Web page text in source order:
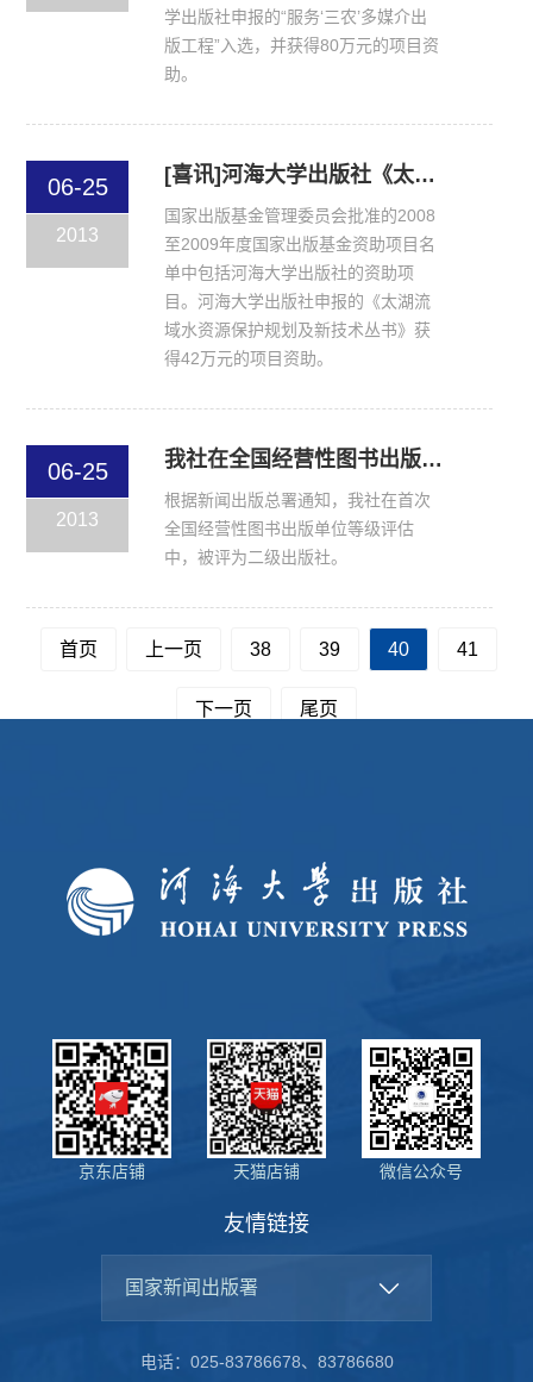
学出版社申报的“服务‘三农’多媒介出
版工程”入选，并获得80万元的项目资
助。
06-25
2013
[喜讯]河海大学出版社《太湖流域水资源保护规划及新技术丛书》获国家出版基金项目资助
国家出版基金管理委员会批准的2008
至2009年度国家出版基金资助项目名
单中包括河海大学出版社的资助项
目。河海大学出版社申报的《太湖流
域水资源保护规划及新技术丛书》获
得42万元的项目资助。
06-25
2013
我社在全国经营性图书出版单位等级评估中被评为二级出版社
根据新闻出版总署通知，我社在首次
全国经营性图书出版单位等级评估
中，被评为二级出版社。
首页 上一页 38 39 40 41
下一页 尾页
友情链接
国家新闻出版署
电话：025-83786678、83786680
京东店铺 天猫店铺 微信公众号